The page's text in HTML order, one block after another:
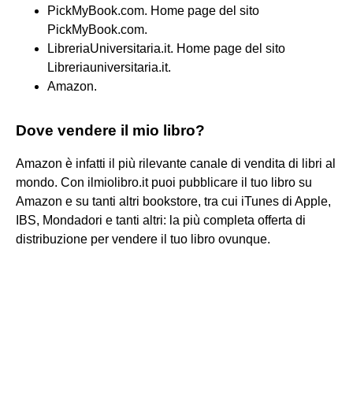
PickMyBook.com. Home page del sito
PickMyBook.com.
LibreriaUniversitaria.it. Home page del sito
Libreriauniversitaria.it.
Amazon.
Dove vendere il mio libro?
Amazon è infatti il più rilevante canale di vendita di libri al
mondo. Con ilmiolibro.it puoi pubblicare il tuo libro su
Amazon e su tanti altri bookstore, tra cui iTunes di Apple,
IBS, Mondadori e tanti altri: la più completa offerta di
distribuzione per vendere il tuo libro ovunque.